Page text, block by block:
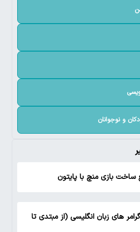
و نوجوانان
بازی منچ با پایتون
های زبان انگلیسی (از مبتدی تا